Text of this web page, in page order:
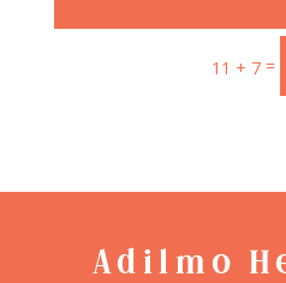
11 + 7 =
Adilmo